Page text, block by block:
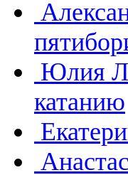
Юлия
катанию